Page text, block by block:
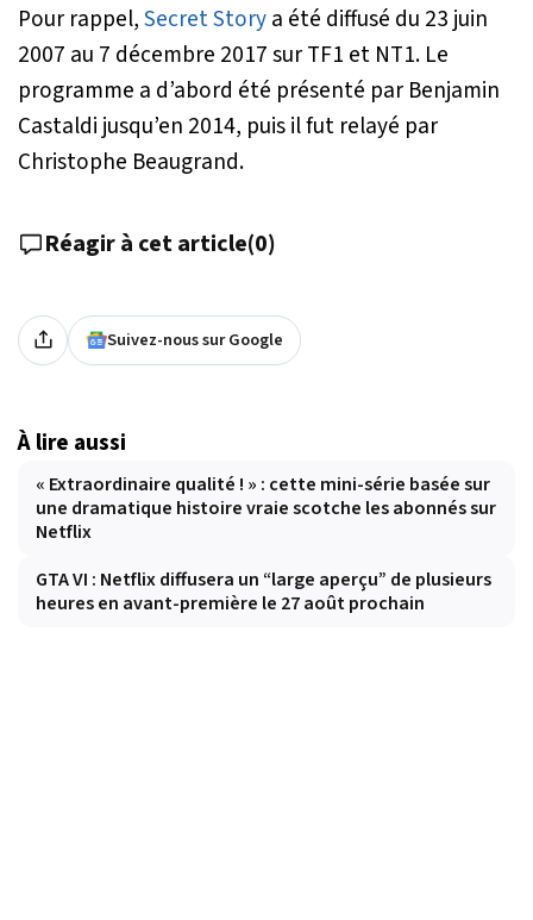
Pour rappel,Secret Storya été diffusé du 23 juin
2007 au 7 décembre 2017 sur TF1 et NT1. Le
programme a d’abord été présenté par Benjamin
Castaldi jusqu’en 2014, puis il fut relayé par
Christophe Beaugrand.
Réagir à cet article(0)
Suivez-nous sur Google
À lire aussi
« Extraordinaire qualité ! » : cette mini-série basée sur
une dramatique histoire vraie scotche les abonnés sur
Netflix
GTA VI : Netflix diffusera un “large aperçu” de plusieurs
heures en avant-première le 27 août prochain